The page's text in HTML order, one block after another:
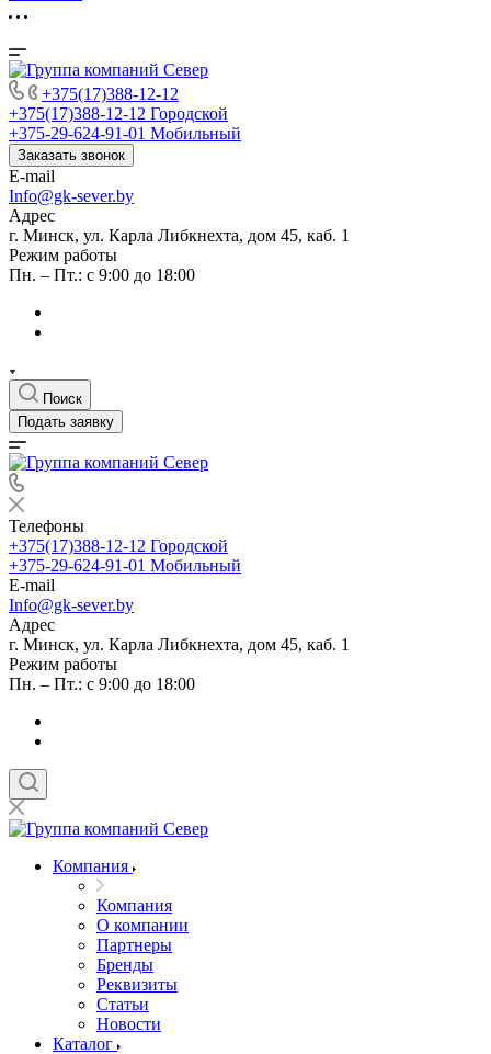
+375(17)388-12-12
+375(17)388-12-12 Городской
+375-29-624-91-01 Мобильный
Заказать звонок
E-mail
Info@gk-sever.by
Адрес
г. Минск, ул. Карла Либкнехта, дом 45, каб. 1
Режим работы
Пн. – Пт.: с 9:00 до 18:00
Поиск
Подать заявку
Телефоны
+375(17)388-12-12 Городской
+375-29-624-91-01 Мобильный
E-mail
Info@gk-sever.by
Адрес
г. Минск, ул. Карла Либкнехта, дом 45, каб. 1
Режим работы
Пн. – Пт.: с 9:00 до 18:00
Компания
Компания
О компании
Партнеры
Бренды
Реквизиты
Статьи
Новости
Каталог